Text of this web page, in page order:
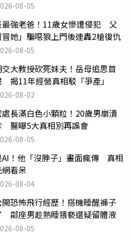
08-05
最強老爸！11歲女慘遭侵犯 父
冒她」騙噁狼上門後連轟2槍復仇
08-05
交大教授砍死妹夫！岳母追思首
揭11年經營真相駁「爭產」
08-02
長滿白色小顆粒！20歲男崩潰
醫曝5大真相別再誤會
08-05
AI！他「沒脖子」畫面瘋傳 真相
看呆
08-04
開恐怖飛行經歷！搭機睡醒褲子
鄰座男趁熟睡猥褻還疑留體液
08-05